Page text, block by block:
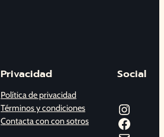
Privacidad
Política de privacidad
Términos y condiciones
Contacta con con sotros
Social
Instagram
Facebook